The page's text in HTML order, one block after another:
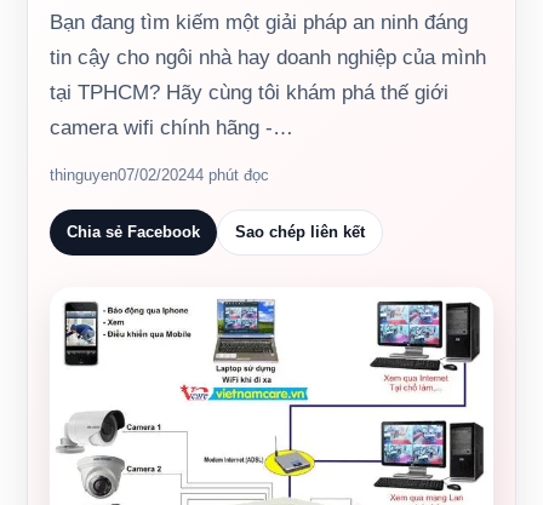
Bạn đang tìm kiếm một giải pháp an ninh đáng
tin cậy cho ngôi nhà hay doanh nghiệp của mình
tại TPHCM? Hãy cùng tôi khám phá thế giới
camera wifi chính hãng -…
thinguyen07/02/20244 phút đọc
Chia sẻ Facebook Sao chép liên kết